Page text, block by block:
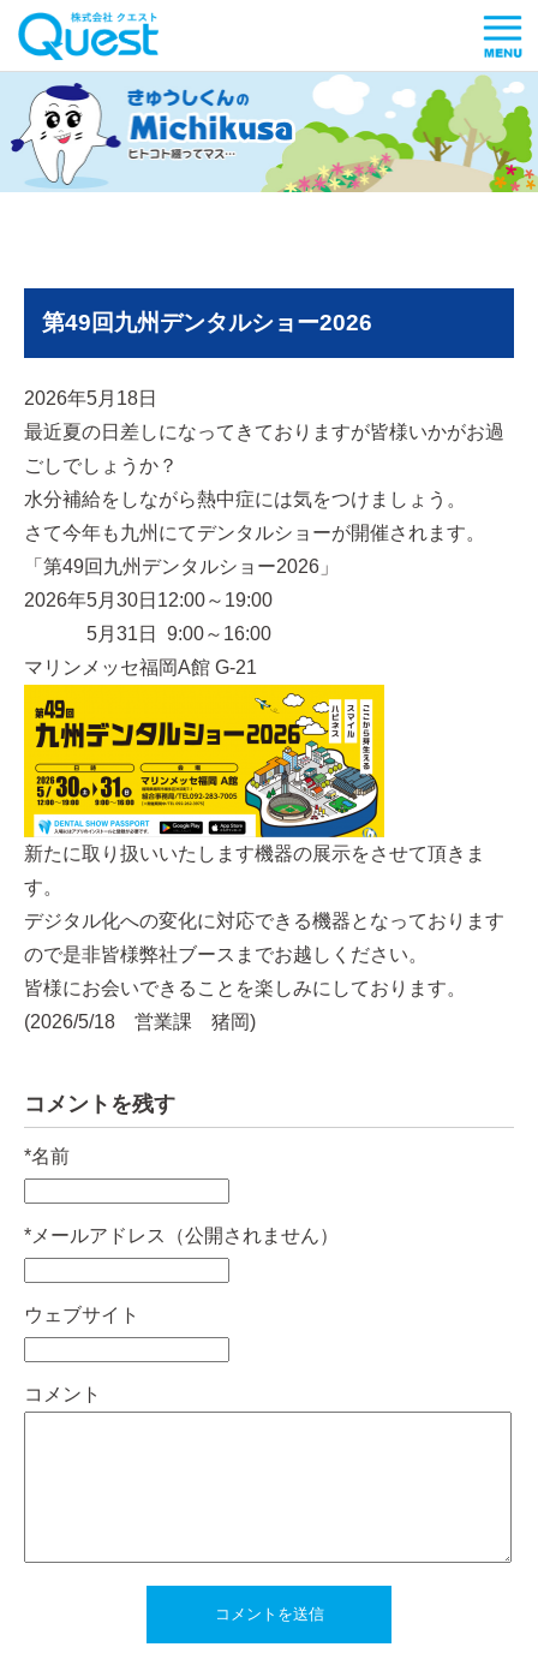
第49回九州デンタルショー2026
2026年5月18日
最近夏の日差しになってきておりますが皆様いかがお過
ごしでしょうか？
水分補給をしながら熱中症には気をつけましょう。
さて今年も九州にてデンタルショーが開催されます。
「第49回九州デンタルショー2026」
2026年5月30日12:00～19:00
5月31日 9:00～16:00
マリンメッセ福岡A館 G-21
新たに取り扱いいたします機器の展示をさせて頂きま
す。
デジタル化への変化に対応できる機器となっております
ので是非皆様弊社ブースまでお越しください。
皆様にお会いできることを楽しみにしております。
(2026/5/18 営業課 猪岡)
コメントを残す
*名前
* メールアドレス（公開されません）
ウェブサイト
コメント